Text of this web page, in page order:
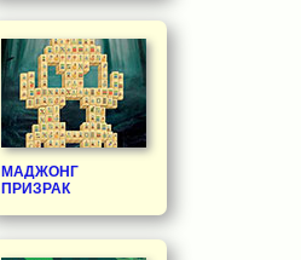
МАДЖОНГ
ПРИЗРАК